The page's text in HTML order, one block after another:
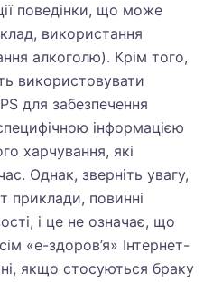
поведінки, що може
використання
алкоголю). Крім того,
використовувати
для забезпечення
інформацією
харчування, які
Однак, зверніть увагу,
приклади, повинні
і це не означає, що
«е-здоров’я» Інтернет-
якщо стосуються браку